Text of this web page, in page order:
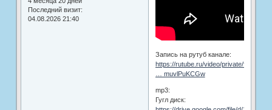
Последний визит:
04.08.2026 21:40
Запись на рутуб канале:
https://rutube.ru/video/private/f4ef090
… muvlPuKCGw
mp3:
Гугл диск: